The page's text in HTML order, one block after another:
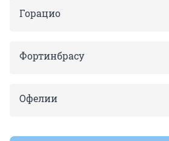
Горацио
Фортинбрасу
Офелии